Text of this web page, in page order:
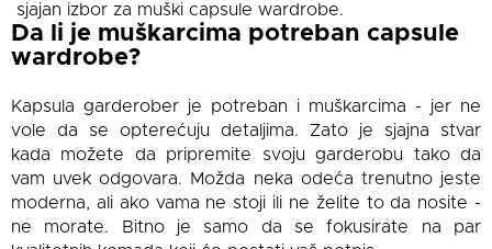
sjajan izbor za muški capsule wardrobe.
Da li je muškarcima potreban capsule
wardrobe?
Kapsula garderober je potreban i muškarcima - jer ne
vole da se opterećuju detaljima. Zato je sjajna stvar
kada možete da pripremite svoju garderobu tako da
vam uvek odgovara. Možda neka odeća trenutno jeste
moderna, ali ako vama ne stoji ili ne želite to da nosite -
ne morate. Bitno je samo da se fokusirate na par